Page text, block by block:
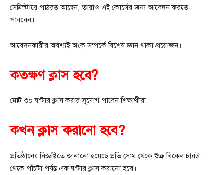
সেমিস্টারে পাঠরত আছেন, তারাও এই কোর্সের জন্য আবেদন করতে
পারবেন।
আবেদনকারীর অবশ্যই অংক সম্পর্কে বিশেষ জ্ঞান থাকা প্রয়োজন।
কতক্ষণ ক্লাস হবে?
মোট ৩০ ঘন্টার ক্লাস করার সুযোগ পাবেন শিক্ষার্থীরা।
কখন ক্লাস করানো হবে?
প্রতিষ্ঠানের বিজ্ঞপ্তিতে জানানো হয়েছে প্রতি সোম থেকে শুক্র বিকেল চারটা
থেকে পাঁচটা পর্যন্ত এক ঘন্টার ক্লাস করানো হবে।